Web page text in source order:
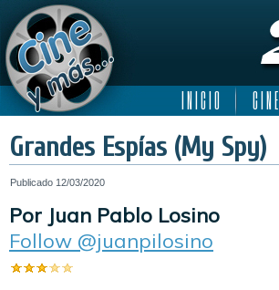
I N I C I O C I N E
Grandes Espías (My Spy)
Publicado 12/03/2020
Por Juan Pablo Losino
Follow @juanpilosino